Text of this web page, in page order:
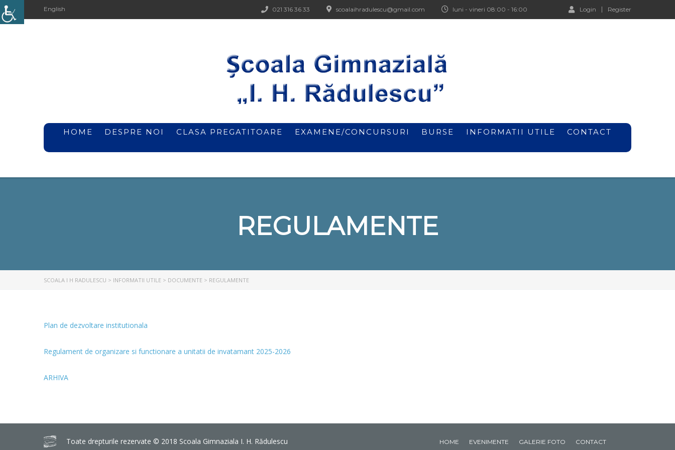
English Login Register
luni - vineri 08:00 - 16:00
scoalaihradulescu@gmail.com
021 316 36 33
HOME DESPRE NOI CLASA PREGATITOARE EXAMENE/CONCURSURI BURSE INFORMATII UTILE CONTACT
REGULAMENTE
SCOALA I H RADULESCU > INFORMATII UTILE > DOCUMENTE > REGULAMENTE
Plan de dezvoltare institutionala
Regulament de organizare si functionare a unitatii de invatamant 2025-2026
ARHIVA
Toate drepturile rezervate © 2018 Scoala Gimnaziala I. H. Rădulescu HOME EVENIMENTE GALERIE FOTO CONTACT